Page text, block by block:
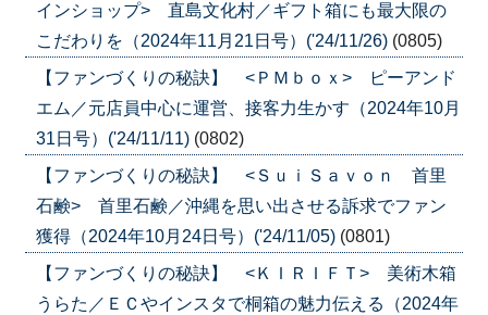
インショップ> 直島文化村／ギフト箱にも最大限の
こだわりを（2024年11月21日号）('24/11/26) (0805)
【ファンづくりの秘訣】 <ＰＭｂｏｘ> ピーアンド
エム／元店員中心に運営、接客力生かす（2024年10月
31日号）('24/11/11) (0802)
【ファンづくりの秘訣】 <ＳｕｉＳａｖｏｎ 首里
石鹸> 首里石鹸／沖縄を思い出させる訴求でファン
獲得（2024年10月24日号）('24/11/05) (0801)
【ファンづくりの秘訣】 <ＫＩＲＩＦＴ> 美術木箱
うらた／ＥＣやインスタで桐箱の魅力伝える（2024年